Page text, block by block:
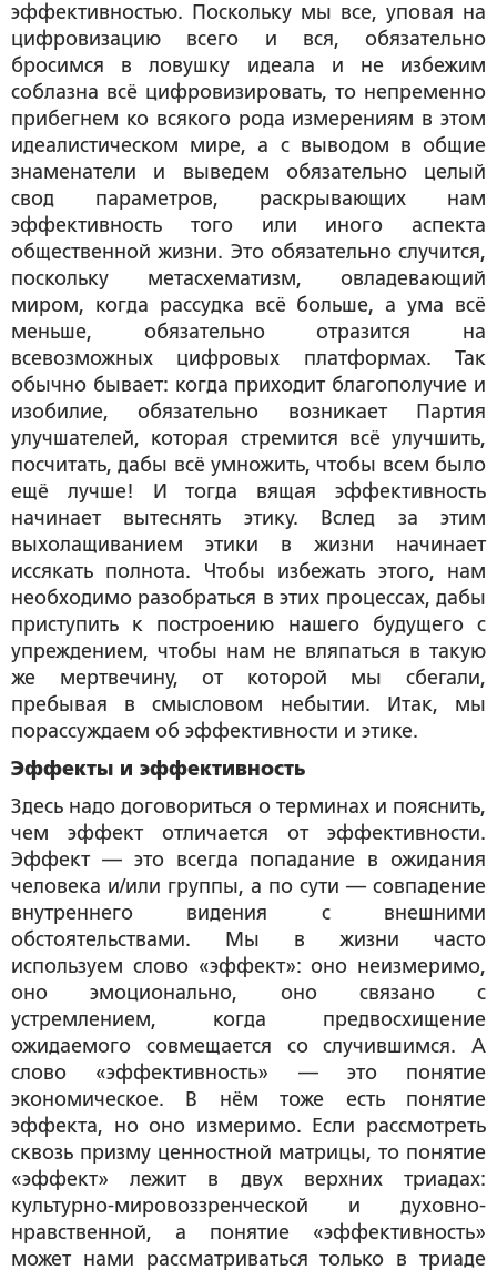
эффективностью. Поскольку мы все, уповая на
цифровизацию всего и вся, обязательно
бросимся в ловушку идеала и не избежим
соблазна всё цифровизировать, то непременно
прибегнем ко всякого рода измерениям в этом
идеалистическом мире, а с выводом в общие
знаменатели и выведем обязательно целый
свод параметров, раскрывающих нам
эффективность того или иного аспекта
общественной жизни. Это обязательно случится,
поскольку метасхематизм, овладевающий
миром, когда рассудка всё больше, а ума всё
меньше, обязательно отразится на
всевозможных цифровых платформах. Так
обычно бывает: когда приходит благополучие и
изобилие, обязательно возникает Партия
улучшателей, которая стремится всё улучшить,
посчитать, дабы всё умножить, чтобы всем было
ещё лучше! И тогда вящая эффективность
начинает вытеснять этику. Вслед за этим
выхолащиванием этики в жизни начинает
иссякать полнота. Чтобы избежать этого, нам
необходимо разобраться в этих процессах, дабы
приступить к построению нашего будущего с
упреждением, чтобы нам не вляпаться в такую
же мертвечину, от которой мы сбегали,
пребывая в смысловом небытии. Итак, мы
порассуждаем об эффективности и этике.
Эффекты и эффективность
Здесь надо договориться о терминах и пояснить,
чем эффект отличается от эффективности.
Эффект — это всегда попадание в ожидания
человека и/или группы, а по сути — совпадение
внутреннего видения с внешними
обстоятельствами. Мы в жизни часто
используем слово «эффект»: оно неизмеримо,
оно эмоционально, оно связано с
устремлением, когда предвосхищение
ожидаемого совмещается со случившимся. А
слово «эффективность» — это понятие
экономическое. В нём тоже есть понятие
эффекта, но оно измеримо. Если рассмотреть
сквозь призму ценностной матрицы, то понятие
«эффект» лежит в двух верхних триадах:
культурно-мировоззренческой и духовно-
нравственной, а понятие «эффективность»
может нами рассматриваться только в триаде